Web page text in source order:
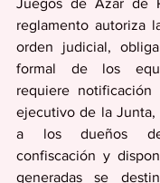
reglamento autoriza
orden judicial,
formal de los
requiere
ejecutivo de la Junta,
a los dueños
confiscación y
generadas se